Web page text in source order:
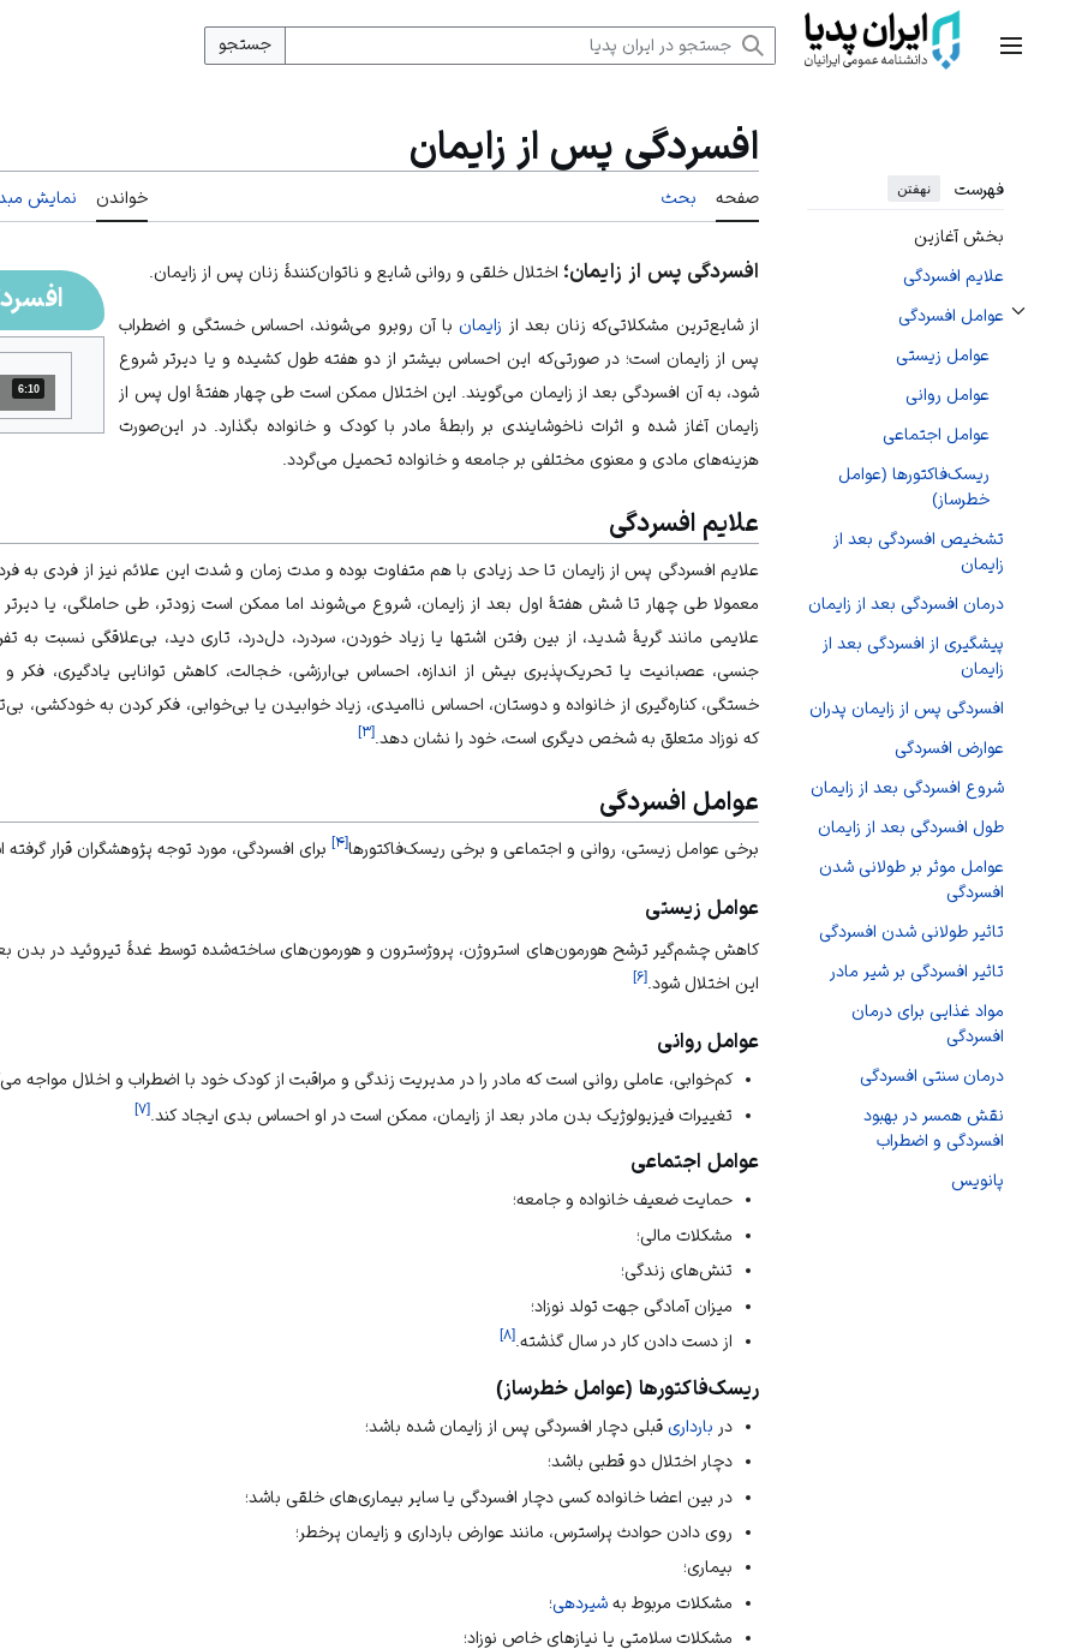
منوی اصلی
جستجو
فهرست نهفتن
بخش آغازین
علایم افسردگی
عوامل افسردگی
تغییر وضعیت زیربخش‌های عوامل افسردگی
عوامل زیستی
عوامل روانی
عوامل اجتماعی
ریسک‌فاکتورها (عوامل
خطرساز)
تشخیص افسردگی بعد از
زایمان
درمان افسردگی بعد از زایمان
پیشگیری از افسردگی بعد از
زایمان
افسردگی پس از زایمان پدران
عوارض افسردگی
شروع افسردگی بعد از زایمان
طول افسردگی بعد از زایمان
عوامل موثر بر طولانی شدن
افسردگی
تاثیر طولانی شدن افسردگی
تاثیر افسردگی بر شیر مادر
مواد غذایی برای درمان
افسردگی
درمان سنتی افسردگی
نقش همسر در بهبود
افسردگی و اضطراب
پانویس
افسردگی پس از زایمان
صفحه بحث خواندن نمایش
مدت: 6 دقیقه و 10 ثانیه
6:10
افسردگی پس از زایمان؛ اختلال خلقی و روانی شایع و ناتوان‌کنندۀ زنان پس از زایمان.
از شایع‌ترین مشکلاتی‌که زنان بعد از زایمان با آن روبرو می‌شوند، احساس خستگی و اضطراب
پس از زایمان است؛ در صورتی‌که این احساس بیشتر از دو هفته طول کشیده و یا دیرتر شروع
شود، به آن افسردگی بعد از زایمان می‌گویند. این اختلال ممکن است طی چهار هفتۀ اول پس از
زایمان آغاز شده و اثرات ناخوشایندی بر رابطۀ مادر با کودک و خانواده بگذارد. در این‌صورت
هزینه‌های مادی و معنوی مختلفی بر جامعه و خانواده تحمیل می‌گردد.
علایم افسردگی
علایم افسردگی پس از زایمان تا حد زیادی با هم متفاوت بوده و مدت زمان و شدت این علائم نیز از فردی به
معمولا طی چهار تا شش هفتۀ اول بعد از زایمان، شروع می‌شوند اما ممکن است زودتر، طی حاملگی، یا دیرتر
علایمی مانند گریۀ شدید، از بین رفتن اشتها یا زیاد خوردن، سردرد، دل‌درد، تاری دید، بی‌علاقگی نسبت به
جنسی، عصبانیت یا تحریک‌پذیری بیش از اندازه، احساس بی‌ارزشی، خجالت، کاهش توانایی یادگیری، فکر و
خستگی، کناره‌گیری از خانواده و دوستان، احساس ناامیدی، زیاد خوابیدن یا بی‌خوابی، فکر کردن به خودکشی،
که نوزاد متعلق به شخص دیگری است، خود را نشان دهد.[۳]
عوامل افسردگی
برخی عوامل زیستی، روانی و اجتماعی و برخی ریسک‌فاکتورها[۴] برای افسردگی، مورد توجه پژوهشگران قرار
عوامل زیستی
کاهش چشم‌گیر ترشح هورمون‌های استروژن، پروژسترون و هورمون‌های ساخته‌شده توسط غدۀ تیروئید در بدن بعد
این اختلال شود. [۶]
عوامل روانی
کم‌خوابی، عاملی روانی است که مادر را در مدیریت زندگی و مراقبت از کودک خود با اضطراب و اخلال مواجه
تغییرات فیزیولوژیک بدن مادر بعد از زایمان، ممکن است در او احساس بدی ایجاد کند.[۷]
عوامل اجتماعی
حمایت ضعیف خانواده و جامعه؛
مشکلات مالی؛
تنش‌های زندگی؛
میزان آمادگی جهت تولد نوزاد؛
از دست دادن کار در سال گذشته.[۸]
ریسک‌فاکتورها (عوامل خطرساز)
در بارداری قبلی دچار افسردگی پس از زایمان شده باشد؛
دچار اختلال دو قطبی باشد؛
در بین اعضا خانواده کسی دچار افسردگی یا سایر بیماری‌های خلقی باشد؛
روی دادن حوادث پراسترس، مانند عوارض بارداری و زایمان پرخطر؛
بیماری؛
مشکلات مربوط بهشیردهی؛
مشکلات سلامتی یا نیازهای خاص نوزاد؛